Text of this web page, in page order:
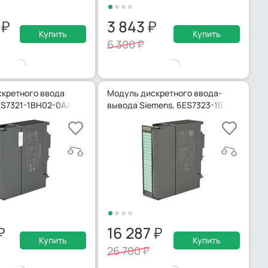
Купить 3 843
6 300
Купить
ввода
1BH02-0AA0
Купить
Модуль дискретного ввода-
вывода Siemens, 6ES7323-1BH01-0AA0
16 287
26 700
Купить